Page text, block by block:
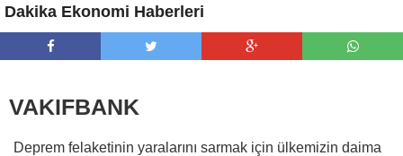
Dakika Ekonomi Haberleri
VAKIFBANK
Deprem felaketinin yaralarını sarmak için ülkemizin daima